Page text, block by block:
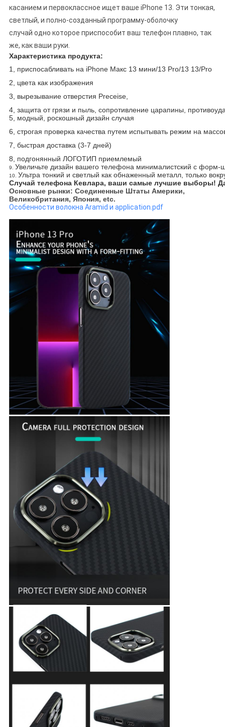
касанием и первоклассное ищет ваше iPhone 13. Эти тонкая,
светлый, и полно-созданный программу-оболочку
случай одно которое приспособит ваш телефон плавно, так
же, как ваши руки.
Характеристика продукта:
1, приспосабливать на iPhone Макс 13 мини/13 Pro/13 13/Pro
2, цвета как изображения
3, вырезывание отверстия Preceise,
4, защита от грязи и пыль, сопротивление царапины,
5, модный, роскошный дизайн случая
6, строгая проверка качества путем испытывать режим на
7, быстрая доставка (3-7 дней)
8, подгонянный ЛОГОТИП приемлемый
9. Увеличьте дизайн вашего телефона минималистский с форм-
10. Ультра тонкий и светлый как обнаженный металл, только
Случай телефона Кевлара, ваши самые лучшие выборы!
Основные рынки: Соединенные Штаты Америки,
Великобритания, Япония, etc.
Особенности волокна Aramid и application.pdf